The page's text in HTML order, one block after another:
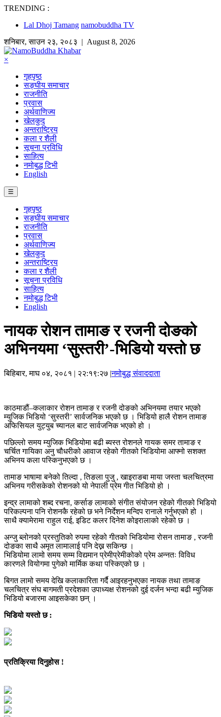
TRENDING :
Lal Dhoj Tamang namobuddha TV
शनिबार,साउन २३, २०८३ | August 8, 2026
×
गृहपृष्ठ
सङ्घीय समाचार
राजनीति
प्रवास
अर्थवाणिज्य
खेलकुद
अन्तराष्ट्रिय
कला र शैली
सूचना प्रविधि
साहित्य
नमोबुद्ध टिभी
English
☰
गृहपृष्ठ
सङ्घीय समाचार
राजनीति
प्रवास
अर्थवाणिज्य
खेलकुद
अन्तराष्ट्रिय
कला र शैली
सूचना प्रविधि
साहित्य
नमोबुद्ध टिभी
English
नायक रोशन तामाङ र रजनी दोङको
अभिनयमा ‘सुस्तरी’-भिडियो यस्तो छ
बिहिबार, माघ ०४, २०८१ | २२:१९:२७ |नमोबुद्ध संवाददाता
काठमाडौं–कलाकार रोशन तामाङ र रजनी दोङको अभिनयमा तयार भएको
म्युजिक भिडियो ‘सुस्तरी’ सार्वजनिक भएको छ । भिडियो हालै रोशन तामाङ
अफिसियल युट्युब च्यानल बाट सार्वजनिक भएको हो ।
पछिल्लो समय म्युजिक भिडियोमा बढी ब्यस्त रोशनले गायक समर तामाङ र
चर्चित गायिका अनु चौधरीको आवाज रहेको गीतको भिडियोमा आफ्नो सशक्त
अभिनय कला पस्किनुभएको छ ।
तामाङ भाषामा बनेको तिल्दा , तिङला पुजु , खाइराङबा माया जस्ता चलचित्रमा
अभिनय गरीसकेको रोशनको यो नेपाली प्रेम गीत भिडियो हो ।
इन्द्र लामाको शब्द रचना, कर्साङ लामाको संगीत संयोजन रहेको गीतको भिडियो
परिकल्पना पनि रोशनकै रहेको छ भने निर्देशन मन्दिप रानाले गर्नुभएको हो ।
साथै क्यामेरामा राहुल राई, इडिट कलर दिनेश कोइरालाको रहेको छ ।
अन्जु ब्लोनको प्रस्तुतिको रुपमा रहेको गीतको भिडियोमा रोसन तामाङ , रजनी
दोङका साथै अमृत लामालाई पनि देख्न सकिन्छ ।
भिडियोमा लामो समय सम्म विद्यमान प्रेमीप्रेमीकोको प्रेम अन्नतः विविध
कारणले वियोगमा पुगेको मार्मिक कथा पस्किएको छ ।
बिगत लामो समय देखि कलाकारिता गर्दै आइरहनुभएका नायक तथा तामाङ
चलचित्र संघ बागमती प्रदेशका उपाध्यक्ष रोशनको दुई दर्जन भन्दा बढी म्युजिक
भिडियो बजारमा आइसकेका छन् ।
भिडियो यस्तो छ :
प्रतिक्रिया दिनुहोस !